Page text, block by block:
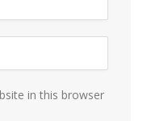
in this browser